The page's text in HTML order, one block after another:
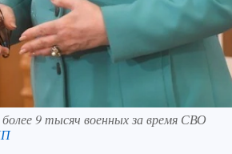
9 тысяч военных за время СВО